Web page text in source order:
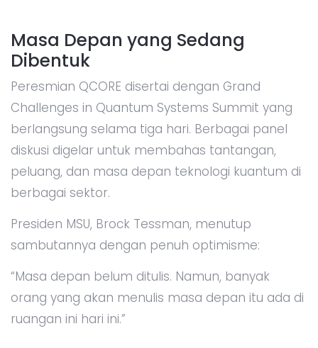
Masa Depan yang Sedang
Dibentuk
Peresmian QCORE disertai dengan Grand
Challenges in Quantum Systems Summit yang
berlangsung selama tiga hari. Berbagai panel
diskusi digelar untuk membahas tantangan,
peluang, dan masa depan teknologi kuantum di
berbagai sektor.
Presiden MSU, Brock Tessman, menutup
sambutannya dengan penuh optimisme:
“Masa depan belum ditulis. Namun, banyak
orang yang akan menulis masa depan itu ada di
ruangan ini hari ini.”